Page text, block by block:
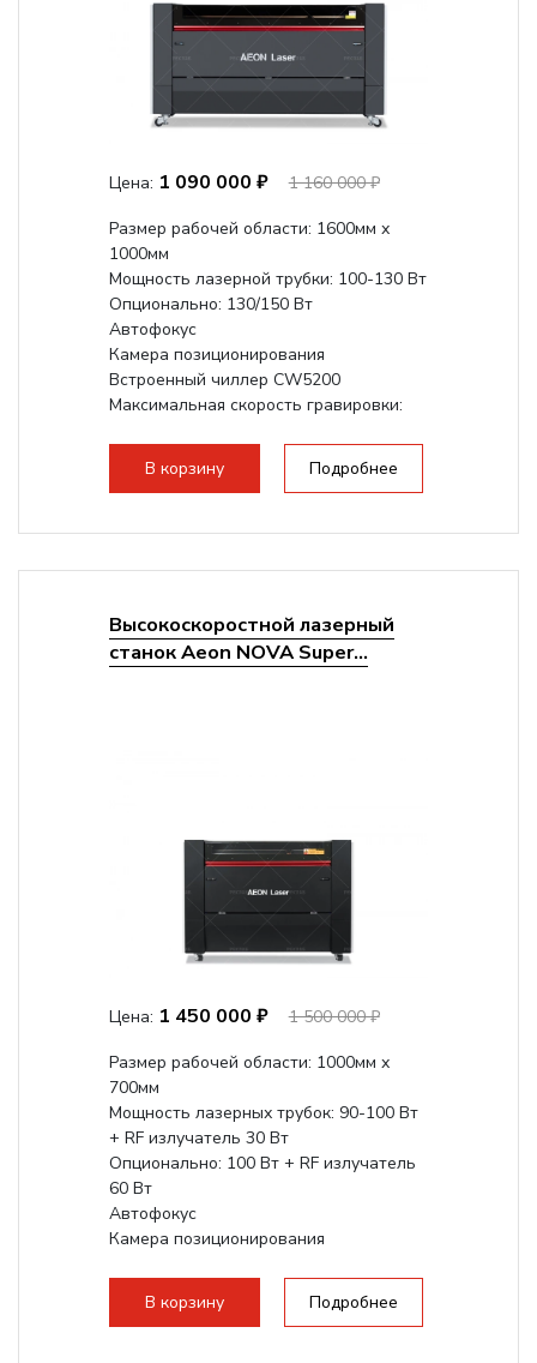
Цена: 1 090 000 ₽
1 160 000 ₽
Размер рабочей области: 1600мм х
1000мм
Мощность лазерной трубки: 100-130 Вт
Опционально: 130/150 Вт
Автофокус
Камера позиционирования
Встроенный чиллер CW5200
Максимальная скорость гравировки:
140мм,...
В корзину Подробнее
Высокоскоростной лазерный
станок Aeon NOVA Super...
Цена: 1 450 000 ₽
1 500 000 ₽
Размер рабочей области: 1000мм х
700мм
Мощность лазерных трубок: 90-100 Вт
+ RF излучатель 30 Вт
Опционально: 100 Вт + RF излучатель
60 Вт
Автофокус
Камера позиционирования
2000 мм/с...
В корзину Подробнее